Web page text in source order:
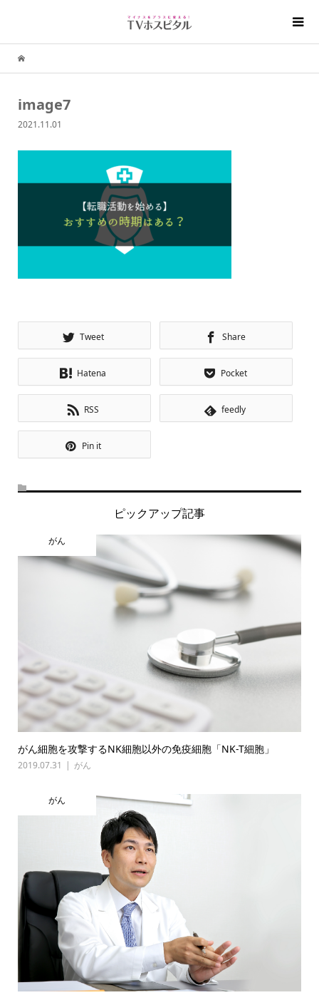
image7
2021.11.01
Tweet Share
Hatena Pocket
RSS feedly
Pin it
ピックアップ記事
がん
がん細胞を攻撃するNK細胞以外の免疫細胞「NK-T細胞」
2019.07.31 がん
がん